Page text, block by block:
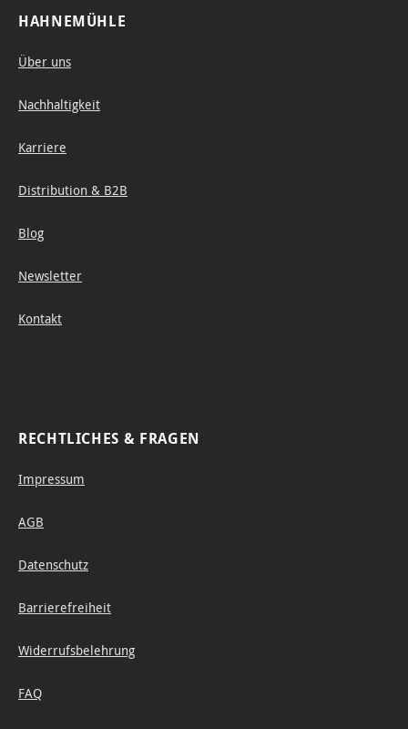
HAHNEMÜHLE
Über uns
Nachhaltigkeit
Karriere
Distribution & B2B
Blog
Newsletter
Kontakt
RECHTLICHES & FRAGEN
Impressum
AGB
Datenschutz
Barrierefreiheit
Widerrufsbelehrung
FAQ